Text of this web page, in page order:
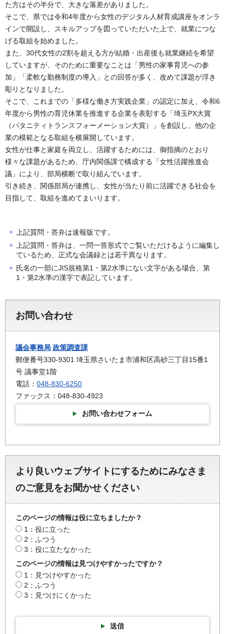
た方はその半分で、大きな落差がありました。
そこで、県では令和4年度から女性のデジタル人材育成講座をオンラ
インで開設し、スキルアップを図っていただいた上で、就業につな
げる取組を始めました。
また、30代女性の2割を超える方が結婚・出産後も就業継続を希望
していますが、そのために重要なことは「男性の家事育児への参
加」「柔軟な勤務制度の導入」との回答が多く、改めて課題が浮き
彫りとなりました。
そこで、これまでの「多様な働き方実践企業」の認定に加え、令和6
年度から男性の育児休業を推進する企業を表彰する「埼玉PX大賞
（パタニティトランスフォーメーション大賞）」を創設し、他の企
業の模範となる取組を横展開しています。
女性が仕事と家庭を両立し、活躍するためには、御指摘のとおり
様々な課題があるため、庁内関係課で構成する「女性活躍推進会
議」により、部局横断で取り組んでいます。
引き続き、関係部局が連携し、女性が当たり前に活躍できる社会を
目指して、取組を進めてまいります。
上記質問・答弁は速報版です。
上記質問・答弁は、一問一答形式でご覧いただけるように編集し
ているため、正式な会議録とは若干異なります。
氏名の一部にJIS規格第1・第2水準にない文字がある場合、第
1・第2水準の漢字で表記しています。
お問い合わせ
議会事務局 政策調査課
郵便番号330-9301 埼玉県さいたま市浦和区高砂三丁目15番1
号 議事堂1階
電話： 048-830-6250
ファックス：048-830-4923
お問い合わせフォーム
より良いウェブサイトにするためにみなさま
のご意見をお聞かせください
このページの情報は役に立ちましたか？
1：役に立った
2：ふつう
3：役に立たなかった
このページの情報は見つけやすかったですか？
1：見つけやすかった
2：ふつう
3：見つけにくかった
送信